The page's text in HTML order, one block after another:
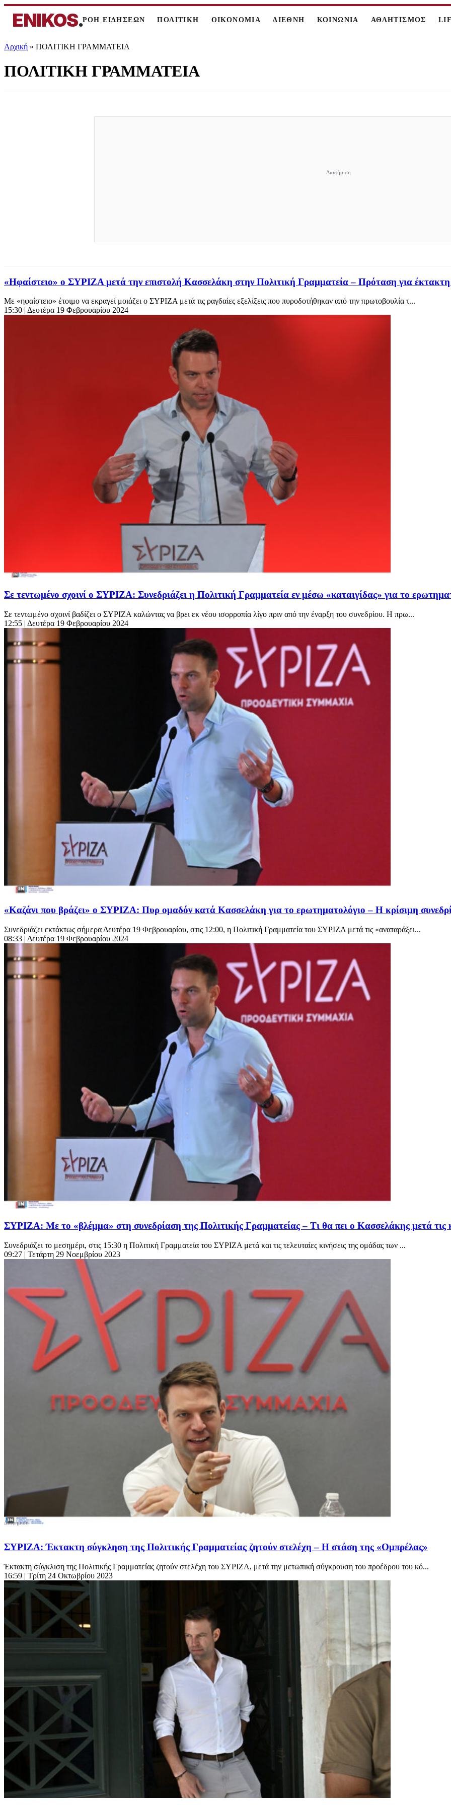
ENIKOS.ΡΟΗ ΕΙΔΗΣΕΩΝ ΠΟΛΙΤΙΚΗ ΟΙΚΟΝΟΜΙΑ ΔΙΕΘΝΗ ΚΟΙΝΩΝΙΑ ΑΘΛΗΤΙΣΜΟΣ
Αρχική » ΠΟΛΙΤΙΚΗ ΓΡΑΜΜΑΤΕΙΑ
ΠΟΛΙΤΙΚΗ ΓΡΑΜΜΑΤΕΙΑ
«Ηφαίστειο» ο ΣΥΡΙΖΑ μετά την επιστολή Κασσελάκη στην Πολιτική Γραμματεία – Πρόταση για
Με «ηφαίστειο» έτοιμο να εκραγεί μοιάζει ο ΣΥΡΙΖΑ μετά τις ραγδαίες εξελίξεις που πυροδοτήθηκαν από την πρωτοβουλία τ...
15:30 | Δευτέρα 19 Φεβρουαρίου 2024
Σε τεντωμένο σχοινί ο ΣΥΡΙΖΑ: Συνεδριάζει η Πολιτική Γραμματεία εν μέσω «καταιγίδας» για το
Σε τεντωμένο σχοινί βαδίζει ο ΣΥΡΙΖΑ καλώντας να βρει εκ νέου ισορροπία λίγο πριν από την έναρξη του συνεδρίου. Η πρω...
12:55 | Δευτέρα 19 Φεβρουαρίου 2024
«Καζάνι που βράζει» ο ΣΥΡΙΖΑ: Πυρ ομαδόν κατά Κασσελάκη για το ερωτηματολόγιο – Η κρίσιμη
Συνεδριάζει εκτάκτως σήμερα Δευτέρα 19 Φεβρουαρίου, στις 12:00, η Πολιτική Γραμματεία του ΣΥΡΙΖΑ μετά τις «αναταράξει...
08:33 | Δευτέρα 19 Φεβρουαρίου 2024
ΣΥΡΙΖΑ: Με το «βλέμμα» στη συνεδρίαση της Πολιτικής Γραμματείας – Τι θα πει ο Κασσελάκης μετά τις
Συνεδριάζει το μεσημέρι, στις 15:30 η Πολιτική Γραμματεία του ΣΥΡΙΖΑ μετά και τις τελευταίες κινήσεις της ομάδας των ...
09:27 | Τετάρτη 29 Νοεμβρίου 2023
ΣΥΡΙΖΑ: Έκτακτη σύγκληση της Πολιτικής Γραμματείας ζητούν στελέχη – Η στάση της «Ομπρέλας»
Έκτακτη σύγκλιση της Πολιτικής Γραμματείας ζητούν στελέχη του ΣΥΡΙΖΑ, μετά την μετωπική σύγκρουση του προέδρου του κό...
16:59 | Τρίτη 24 Οκτωβρίου 2023